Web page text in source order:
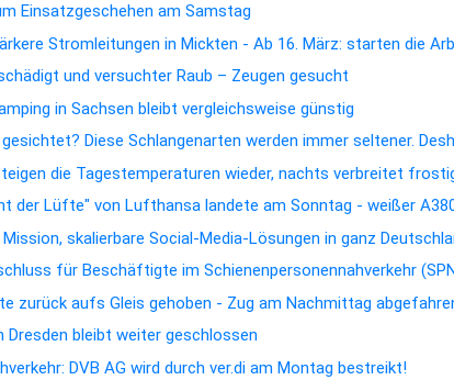
Einsatzgeschehen am Samstag
Stromleitungen in Mickten - Ab 16. März: starten die
und versuchter Raub – Zeugen gesucht
in Sachsen bleibt vergleichsweise günstig
Diese Schlangenarten werden immer seltener.
die Tagestemperaturen wieder, nachts verbreitet
der Lüfte" von Lufthansa landete am Sonntag - weißer
skalierbare Social-Media-Lösungen in ganz
für Beschäftigte im Schienenpersonennahverkehr
zurück aufs Gleis gehoben - Zug am Nachmittag
bleibt weiter geschlossen
DVB AG wird durch ver.di am Montag bestreikt!